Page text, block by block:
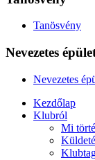
Tanösvény
Nevezetes
Nevezetes
Kezdőlap
Klubról
Mi